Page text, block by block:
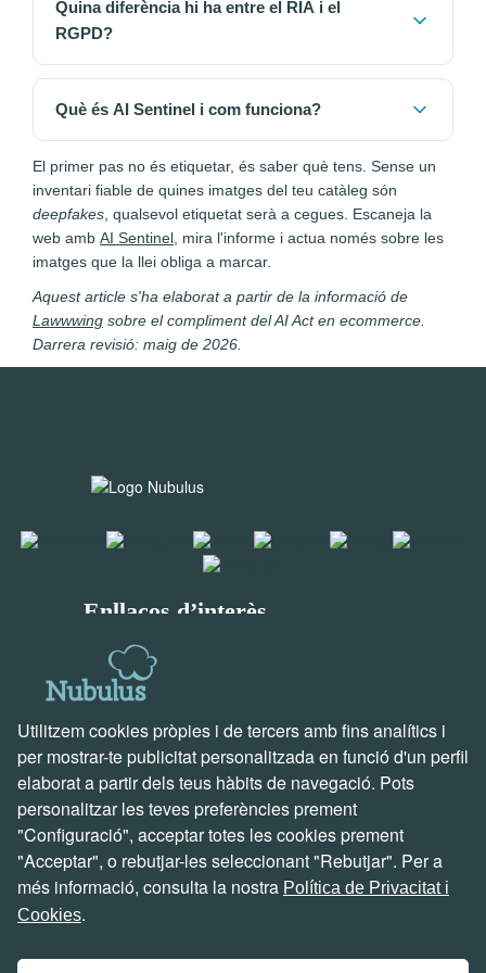
d'agost de 2026. Les prohibicions de risc inacceptable
Convé preparar l'inventari d'imatges abans de la data,
no després.
Quina diferència hi ha entre el RIA i el
RGPD?
Són normatives complementàries que apliquen alhora.
El RGPD regula com tractes les dades personals dels
etiquetat de contingut. Pots complir el RGPD i
incomplir el RIA per no etiquetar imatges, i a l'inrevés.
Les multes de tots dos es poden acumular.
Què és AI Sentinel i com funciona?
de la teva web per detectar quines s'han generat o
modificat amb IA. Et torna un informe imatge per
imatge perquè sàpigues quines requereixen etiquetat
segons l'Article 50. És la manera més ràpida de fer
a mà.
El primer pas no és etiquetar, és saber què tens. Sense un
inventari fiable de quines imatges del teu catàleg són
deepfakes , qualsevol etiquetat serà a cegues. Escaneja la
web amb AI Sentinel , mira l'informe i actua només sobre les
imatges que la llei obliga a marcar.
Aquest article s'ha elaborat a partir de la informació de
Lawwwing sobre el compliment del AI Act en ecommerce.
Darrera revisió: maig de 2026.
Enllaços d’interès
Solucions per a empreses
Solucions creades per nosaltres
Suport i contacte
Vine a veure’ns
Escriu-nos un correu
Truca’ns ara
Parlem de projectes
Problemes i incidències
Utilitzem cookies pròpies i de tercers amb fins analítics i
per mostrar-te publicitat personalitzada en funció d'un perfil
elaborat a partir dels teus hàbits de navegació. Pots
personalitzar les teves preferències prement
"Configuració", acceptar totes les cookies prement
"Acceptar", o rebutjar-les seleccionant "Rebutjar". Per a
més informació, consulta la nostra Política de Privacitat i
Cookies.